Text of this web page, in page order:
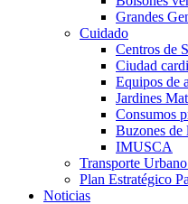
Grandes
Cuidado
Centros de
Ciudad
Equipos de
Jardines
Consumos
Buzones de
IMUSCA
Transporte
Plan Estratégico
Noticias